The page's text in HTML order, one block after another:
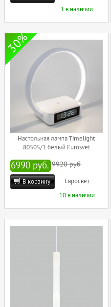
1 в наличии
Настольная лампа Timelight
80505/1 белый Eurosvet
30%
6990 руб. 9920 руб
В корзину
Евросвет
10 в наличии